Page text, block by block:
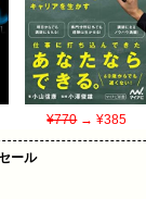
¥770→ ¥385
ール